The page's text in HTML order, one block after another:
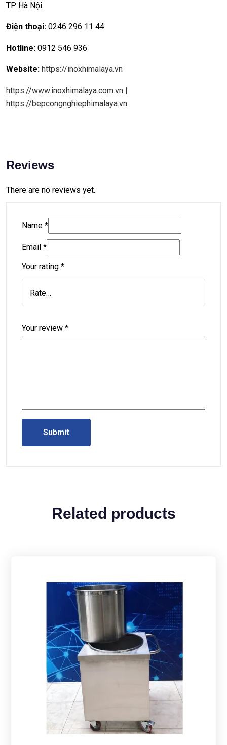
TP Hà Nội.
Điện thoại: 0246 296 11 44
Hotline: 0912 546 936
Website: https://inoxhimalaya.vn
https://www.inoxhimalaya.com.vn |
https://bepcongnghiephimalaya.vn
Reviews
There are no reviews yet.
Name *
Email *
Your rating *
Your review *
Related products